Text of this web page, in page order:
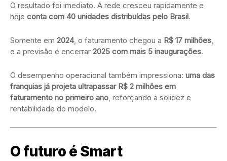
O resultado foi imediato. A rede cresceu rapidamente e
hoje conta com 40 unidades distribuídas pelo Brasil.
Somente em 2024, o faturamento chegou a R$ 17 milhões,
e a previsão é encerrar 2025 com mais 5 inaugurações.
O desempenho operacional também impressiona: uma das
franquias já projeta ultrapassar R$ 2 milhões em
faturamento no primeiro ano, reforçando a solidez e
rentabilidade do modelo.
O futuro é Smart